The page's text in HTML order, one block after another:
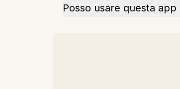
Posso usare questa